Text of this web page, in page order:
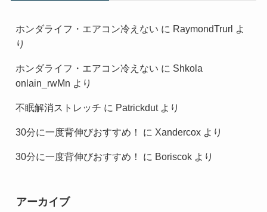
ホンダライフ・エアコン冷えない に RaymondTrurl よ
り
ホンダライフ・エアコン冷えない に Shkola
onlain_rwMn より
不眠解消ストレッチ に Patrickdutより
30分に一度背伸びおすすめ！ に Xandercoxより
30分に一度背伸びおすすめ！ に Boriscokより
アーカイブ